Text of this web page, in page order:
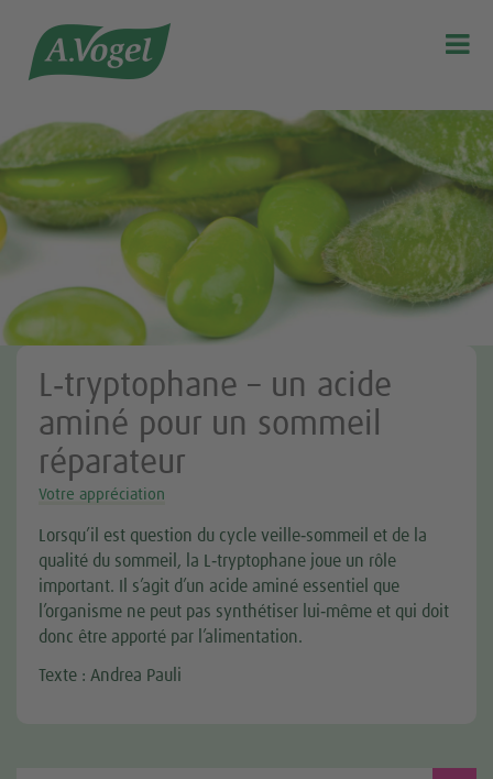

L‑tryptophane – un acide
aminé pour un sommeil
réparateur
Votre appréciation
Lorsqu’il est question du cycle veille‑sommeil et de la
qualité du sommeil, la L‑tryptophane joue un rôle
important. Il s’agit d’un acide aminé essentiel que
l’organisme ne peut pas synthétiser lui‑même et qui doit
donc être apporté par l’alimentation.
Texte : Andrea Pauli